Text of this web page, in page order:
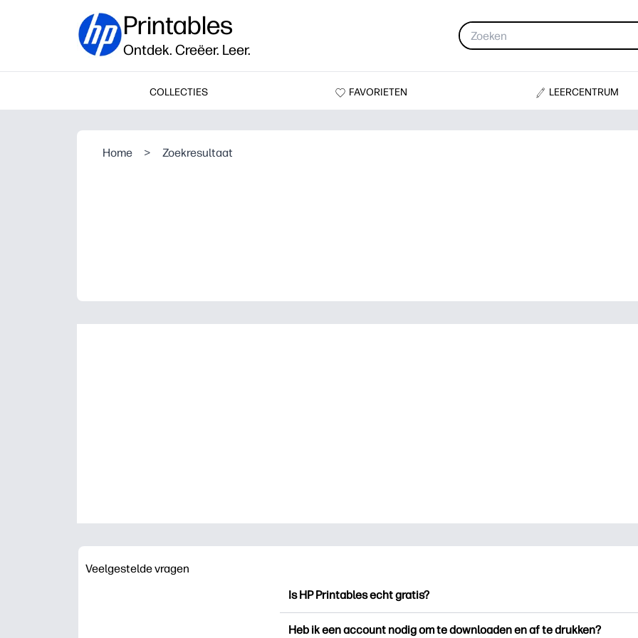
Printables
Ontdek. Creëer. Leer.
COLLECTIES FAVORIETEN LEERCENTRUM
Home > Zoekresultaat
Veelgestelde vragen
Is HP Printables echt gratis?
Heb ik een account nodig om te downloaden en af te drukken?